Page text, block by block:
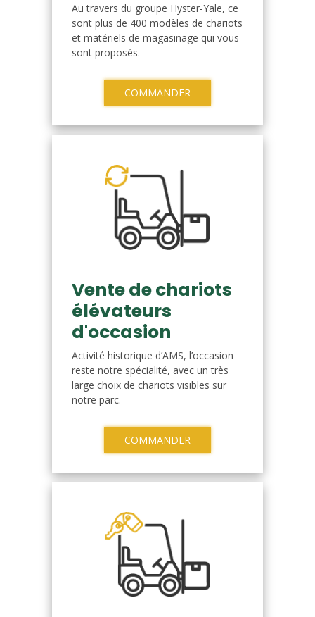
Au travers du groupe Hyster-Yale, ce
sont plus de 400 modèles de chariots
et matériels de magasinage qui vous
sont proposés.
COMMANDER
Vente de chariots
élévateurs
d'occasion
Activité historique d’AMS, l’occasion
reste notre spécialité, avec un très
large choix de chariots visibles sur
notre parc.
COMMANDER